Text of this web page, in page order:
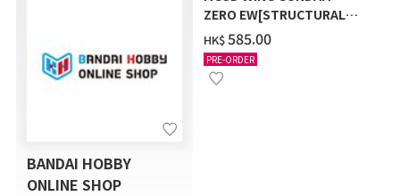
BANDAI HOBBY
ONLINE SHOP
ZERO EW[STRUCTURAL
COATING/BLACK] [2026年
12月發送]
HK$‌585.00
PRE-ORDER